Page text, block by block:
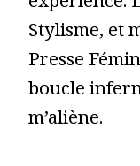
Stylisme, et
Presse
boucle
m’aliène.